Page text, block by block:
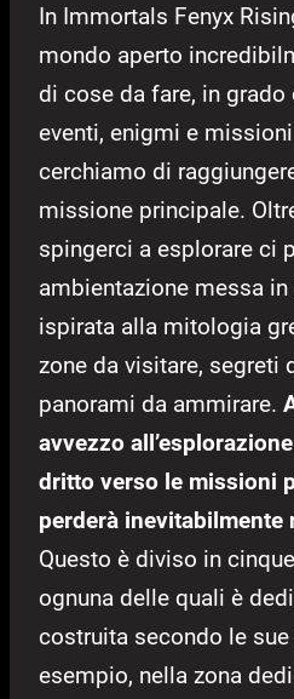
In Immortals Fenyx
mondo aperto
di cose da fare, in
eventi, enigmi e
cerchiamo di
missione principale.
spingerci a esplorare ci
ambientazione messa
ispirata alla mitologia
zone da visitare, segreti
panorami da ammirare.
avvezzo
dritto verso le missioni
perderà inevitabilmente
Questo è diviso in
ognuna delle quali è
costruita secondo le
esempio, nella zona